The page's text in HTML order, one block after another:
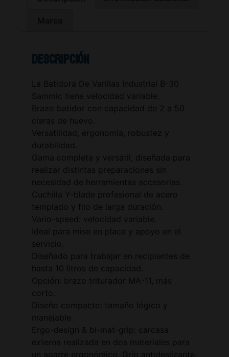
Descripción
La Batidora De Varillas Industrial B-30
Sammic tiene velocidad variable.
Brazo batidor con capacidad de 2 a 50
claras de huevo.
Versatilidad, ergonomía, robustez y
durabilidad.
Gama completa y versátil, diseñada para
realizar distintas preparaciones sin
necesidad de herramientas accesorias.
Cuchilla Y-blade profesional de acero
templado y filo de larga duración.
Vario-speed: velocidad variable.
Ideal para mise en place y apoyo en el
servicio.
Diseñado para trabajar en recipientes de
hasta 10 litros de capacidad.
Opción: brazo triturador MA-11, más
corto.
Diseño compacto: tamaño lógico y
manejable.
Ergo-design & bi-mat-grip: carcasa
externa realizada en dos materiales para
un agarre ergonómico. Grip antideslizante.